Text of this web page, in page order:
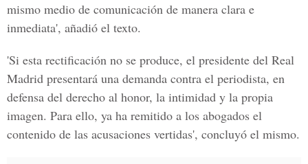
mismo medio de comunicación de manera clara e
inmediata', añadió el texto.
'Si esta rectificación no se produce, el presidente del Real
Madrid presentará una demanda contra el periodista, en
defensa del derecho al honor, la intimidad y la propia
imagen. Para ello, ya ha remitido a los abogados el
contenido de las acusaciones vertidas', concluyó el mismo.